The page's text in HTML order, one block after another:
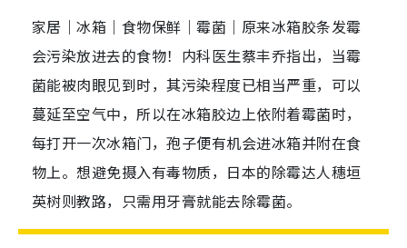
家居｜冰箱｜食物保鲜｜霉菌｜原来冰箱胶条发霉
会污染放进去的食物！内科医生蔡丰乔指出，当霉
菌能被肉眼见到时，其污染程度已相当严重，可以
蔓延至空气中，所以在冰箱胶边上依附着霉菌时，
每打开一次冰箱门，孢子便有机会进冰箱并附在食
物上。想避免摄入有毒物质，日本的除霉达人穗垣
英树则教路，只需用牙膏就能去除霉菌。